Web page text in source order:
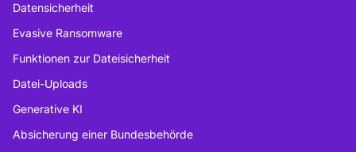
Datensicherheit
Evasive Ransomware
Funktionen zur Dateisicherheit
Datei-Uploads
Generative KI
Absicherung einer Bundesbehörde